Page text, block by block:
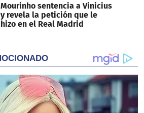
Mourinho sentencia a Vinicius
y revela la petición que le
hizo en el Real Madrid